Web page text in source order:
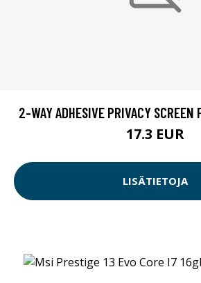
2-WAY ADHESIVE PRIVACY SCREEN
17.3 EUR
LISÄTIETOJA